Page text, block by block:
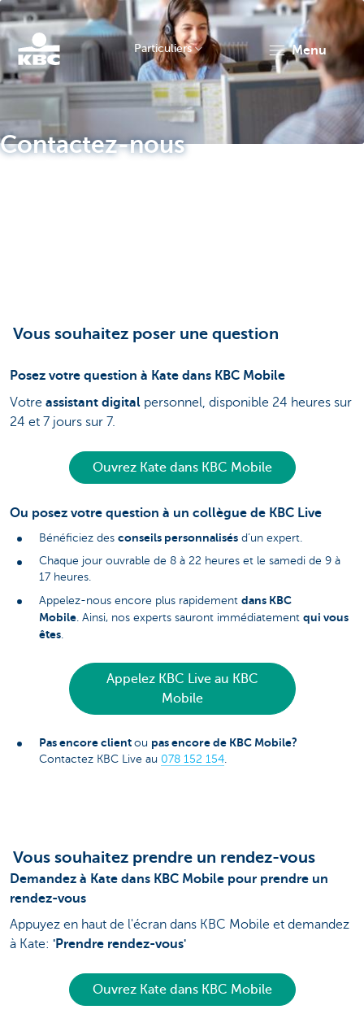
Particuliers menu
Contactez-nous
Vous souhaitez poser une question
Posez votre question à Kate dans KBC Mobile
Votre assistant digital personnel, disponible 24 heures sur
24 et 7 jours sur 7.
Ouvrez Kate dans KBC Mobile
Ou posez votre question à un collègue de KBC Live
Bénéficiez des conseils personnalisés d’un expert.
Chaque jour ouvrable de 8 à 22 heures et le samedi de 9 à
17 heures.
Appelez-nous encore plus rapidement dans KBC
Mobile. Ainsi, nos experts sauront immédiatement qui vous
êtes.
Appelez KBC Live au KBC
Mobile
Pas encore client ou pas encore de KBC Mobile?
Contactez KBC Live au 078 152 154.
Vous souhaitez prendre un rendez-vous
Demandez à Kate dans KBC Mobile pour prendre un
rendez-vous
Appuyez en haut de l'écran dans KBC Mobile et demandez
à Kate: 'Prendre rendez-vous'
Ouvrez Kate dans KBC Mobile